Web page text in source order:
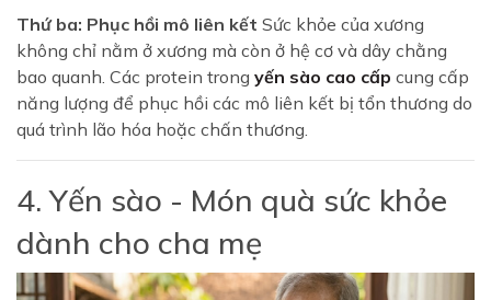
Thứ ba: Phục hồi mô liên kết Sức khỏe của xương
không chỉ nằm ở xương mà còn ở hệ cơ và dây chằng
bao quanh. Các protein trong yến sào cao cấp cung cấp
năng lượng để phục hồi các mô liên kết bị tổn thương do
quá trình lão hóa hoặc chấn thương.
4. Yến sào - Món quà sức khỏe
dành cho cha mẹ